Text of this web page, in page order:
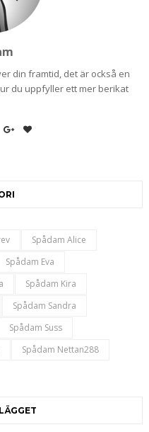
din framtid, det är också en
du uppfyller ett mer berikat
Spådam Alice
Spådam Eva
Spådam Kira
Spådam Sandra
Spådam Suss
Spådam Nettan288